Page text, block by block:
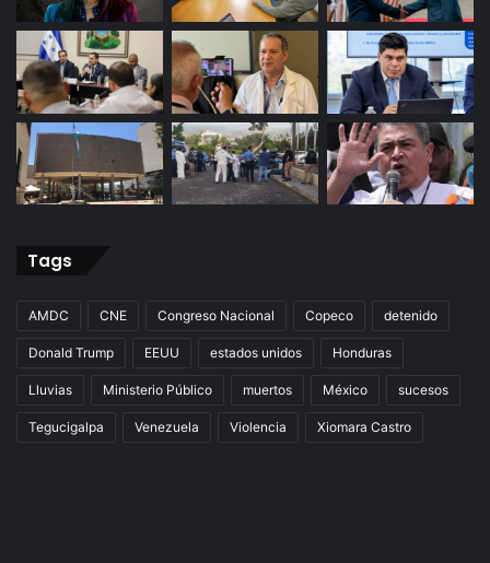
Tags
AMDC CNE Congreso Nacional Copeco detenido
Donald Trump EEUU estados unidos Honduras
Lluvias Ministerio Público muertos México sucesos
Tegucigalpa Venezuela Violencia Xiomara Castro